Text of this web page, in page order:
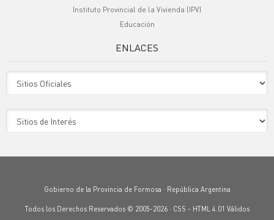
Instituto Provincial de la Vivienda (IPV)
Educación
ENLACES
Gobierno de la Provincia de Formosa · República Argentina
Todos los Derechos Reservados © 2005-2026 · CSS - HTML 4.01 Válidos